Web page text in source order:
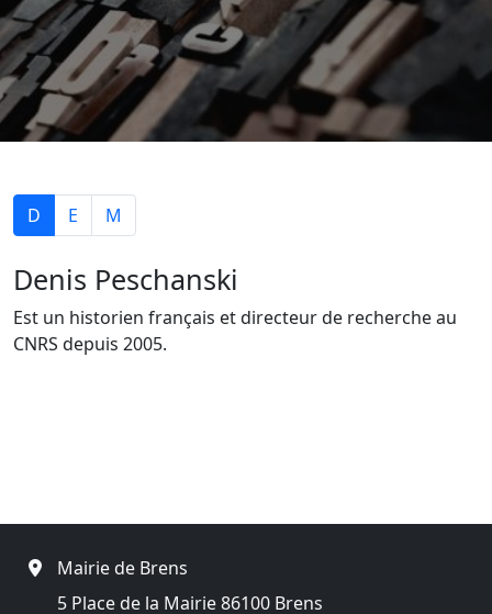
D E M
Denis Peschanski
Est un historien français et directeur de recherche au
CNRS depuis 2005.
Mairie de Brens
5 Place de la Mairie 86100 Brens